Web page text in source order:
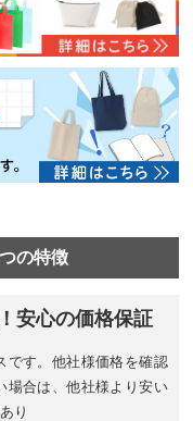
の特徴
安⼼の価格保証
です。他社様価格を確認
場合は、他社様より安い
り